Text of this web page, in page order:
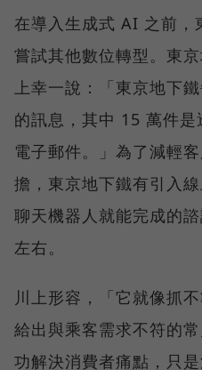
在導入生成式 AI 之前，
嘗試其他數位轉型。東
上幸一說：「東京地下
的訊息，其中 15 萬件
電子郵件。」為了減輕
擔，東京地下鐵有引入
聊天機器人就能完成的
左右。
川上形容，「它就像抓
給出與乘客需求不符的
功解決消費者痛點，只